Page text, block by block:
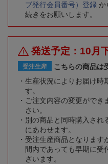
ブ発行会員番号）登録 か
続きをお願いします。
発送予定：10月
受注生産
こちらの商品は
生産状況によりお届け時
す。
ご注文内容の変更ができ
さい。
別の商品と同時購入され
にあわせます。
受注生産商品となります
間内であっても早期に受
ざいます。